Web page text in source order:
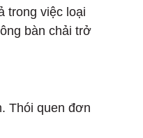
trong việc loại
bàn chải trở
Thói quen đơn